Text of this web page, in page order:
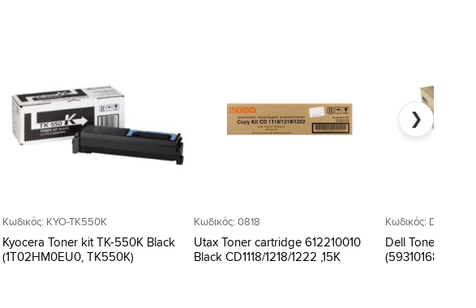
Κωδικός: KYO-TK550K
Kyocera Toner kit TK-550K Black
(1T02HM0EU0, TK550K)
Κωδικός: 0818
Utax Toner cartridge 612210010
Black CD1118/1218/1222 ,15K
Κωδικός:
Dell Toner
(59310168) 3110/
❯